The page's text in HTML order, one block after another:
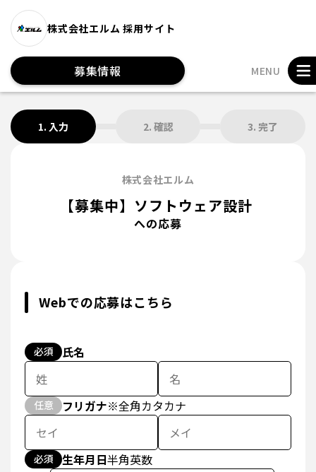
株式会社エルム 採用サイト
募集情報 MENU
1. 入力 2. 確認 3. 完了
株式会社エルム
【募集中】ソフトウェア設計
への応募
Webでの応募はこちら
必須 氏名
任意 フリガナ※全角カタカナ
必須 生年月日半角英数